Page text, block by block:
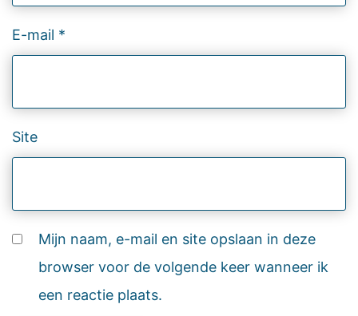
E-mail *
Site
Mijn naam, e-mail en site opslaan in deze
browser voor de volgende keer wanneer ik
een reactie plaats.